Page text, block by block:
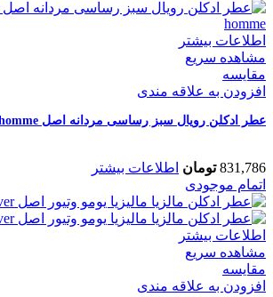
اطلاعات بیشتر
مشاهده سریع
مقایسه
افزودن به علاقه مندی
عطر ادکلن رویال سبز رساسی مردانه اصل Royale Rasasi Pour homme
831,786 تومان اطلاعات بیشتر
اتمام موجودی
اطلاعات بیشتر
مشاهده سریع
مقایسه
افزودن به علاقه مندی